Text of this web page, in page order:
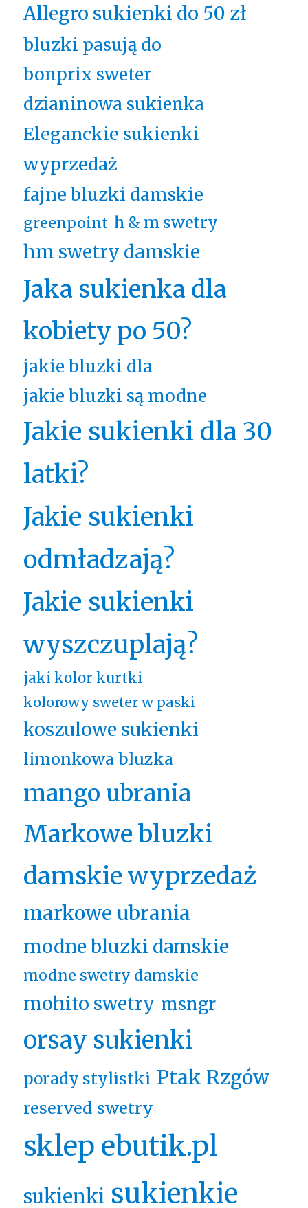
Allegro sukienki do 50 zł
bluzki pasują do
bonprix sweter
dzianinowa sukienka
Eleganckie sukienki
wyprzedaż
fajne bluzki damskie
greenpoint h & m swetry
hm swetry damskie
Jaka sukienka dla
kobiety po 50?
jakie bluzki dla
jakie bluzki są modne
Jakie sukienki dla 30
latki?
Jakie sukienki
odmładzają?
Jakie sukienki
wyszczuplają?
jaki kolor kurtki
kolorowy sweter w paski
koszulowe sukienki
limonkowa bluzka
mango ubrania
Markowe bluzki
damskie wyprzedaż
markowe ubrania
modne bluzki damskie
modne swetry damskie
mohito swetry msngr
orsay sukienki
porady stylistki Ptak Rzgów
reserved swetry
sklep ebutik.pl
sukienki sukienkie